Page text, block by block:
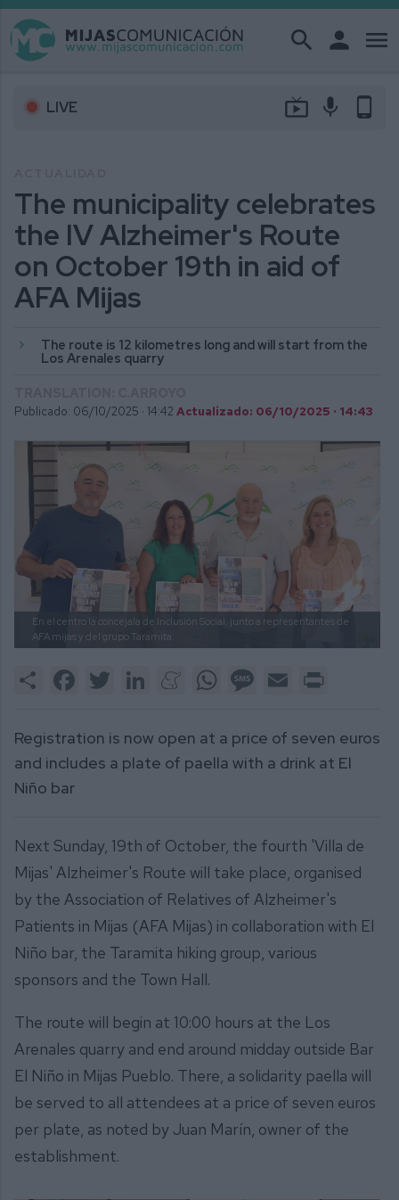
search person menu
LIVE live_tv mic phone_android
The municipality celebrates
the IV Alzheimer's Route
on October 19th in aid of
AFA Mijas
The route is 12 kilometres long and will start from the
Los Arenales quarry
Publicado: 06/10/2025 · 14:42 Actualizado: 06/10/2025 · 14:43
En el centro la concejala de Inclusión Social, junto a representantes de
AFA mijas y del grupo Taramita.
Share FacebookTwitter LinkedInMeneameWhatsAppMessage
Email
Registration is now open at a price of seven euros
and includes a plate of paella with a drink at El
Niño bar
Next Sunday, 19th of October, the fourth 'Villa de
Mijas' Alzheimer's Route will take place, organised
by the Association of Relatives of Alzheimer's
Patients in Mijas (AFA Mijas) in collaboration with El
Niño bar, the Taramita hiking group, various
sponsors and the Town Hall.
The route will begin at 10:00 hours at the Los
Arenales quarry and end around midday outside Bar
El Niño in Mijas Pueblo. There, a solidarity paella will
be served to all attendees at a price of seven euros
per plate, as noted by Juan Marín, owner of the
establishment.